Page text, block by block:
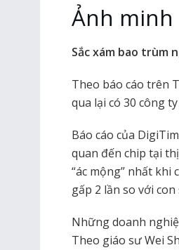
Ảnh minh
Sắc xám bao trùm
Theo báo cáo trên
qua lại có 30 công
Báo cáo của
quan đến chip tại
“ác mộng” nhất khi
gấp 2 lần so với con
Những doanh
Theo giáo sư Wei